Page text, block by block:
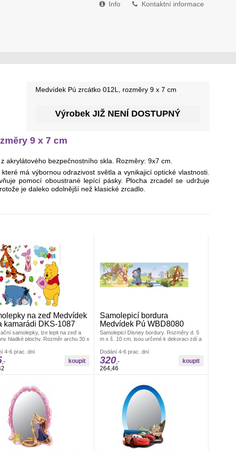
Medvídek Pú zrcátko 012L, rozměry 9 x 7 cm
Výrobek JIŽ NENÍ DOSTUPNÝ
9 x 7 cm
akrylátového bezpečnostního skla. Rozměry: 9x7 cm.
které má výbornou odrazivost světla a vynikajicí optické vlastnosti.
pomocí oboustrané lepící pásky. Plocha zrcadel se udržuje
je daleko odolnější než klasické zrcadlo.
na zeď Medvídek
kamarádi DKS-1087
samolepky, lze lepit na zeď a
hladké plochy. Rozměr archu 30 x
nálepky se aplikují jednotlivě.
jen na Vás, jak pokojíček
Materiál bez ftalátů.
v ČR.
4-6 prac. dní
,-
Samolepicí bordura
Medvídek Pú WBD8080
Samolepicí Disney bordury. Rozměry d. 5
m x š. 10 cm, jsou určené k dekoraci zdí a
nezanechávají stopy. Český výrobek.
Dodání 4-6 prac. dní
320 ,-
264,46
Info Kontaktní informace